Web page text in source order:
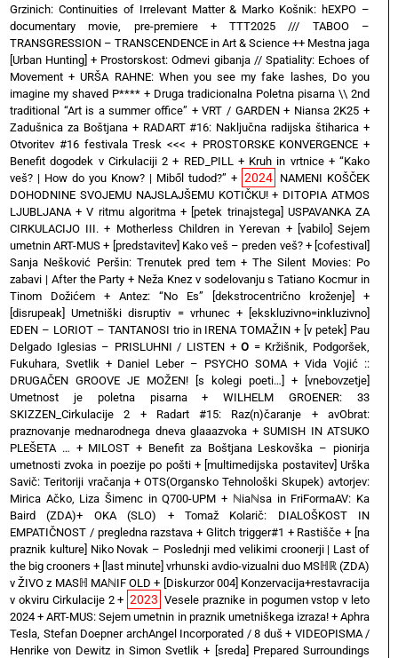
Grzinich: Continuities of Irrelevant Matter & Marko Košnik: hEXPO –
documentary movie, pre-premiere+TTT2025 /// TABOO –
TRANSGRESSION – TRANSCENDENCE in Art & Science ++ Mestna jaga
[Urban Hunting] + Prostorskost: Odmevi gibanja // Spatiality: Echoes of
Movement +URŠA RAHNE: When you see my fake lashes, Do you
imagine my shaved P**** + Druga tradicionalna Poletna pisarna \\ 2nd
traditional “Art is a summer office” +VRT / GARDEN+ Niansa 2K25 +
Zadušnica za Boštjana+ RADART #16: Naključna radijska štiharica +
Otvoritev #16 festivala Tresk <<< + PROSTORSKE KONVERGENCE +
Benefit dogodek v Cirkulaciji 2 + RED_PILL + Kruh in vrtnice+ “Kako
veš? | How do you Know? | Miből tudod?” + 2024 NAMENI KOŠČEK
DOHODNINE SVOJEMU NAJSLAJŠEMU KOTIČKU!+ DITOPIA ATMOS
LJUBLJANA +V ritmu algoritma+ [petek trinajstega] USPAVANKA ZA
CIRKULACIJO III. + Motherless Children in Yerevan + [vabilo] Sejem
umetnin ART-MUS + [predstavitev] Kako veš – preden veš?+ [cofestival]
Sanja Nešković Peršin: Trenutek pred tem+The Silent Movies: Po
zabavi | After the Party + Neža Knez v sodelovanju s Tatiano Kocmur in
Tinom Dožićem + Antez: “No Es” [dekstrocentrično kroženje]
+
[disrupeak] Umetniški disruptiv = vrhunec+
[ekskluzivno=inkluzivno]
EDEN – LORIOT – TANTANOSI trio in IRENA TOMAŽIN + [v petek] Pau
Delgado Iglesias – PRISLUHNI / LISTEN +O = Kržišnik, Podgoršek,
Fukuhara, Svetlik + Daniel Leber – PSYCHO SOMA+Vida Vojić ::
DRUGAČEN GROOVE JE MOŽEN! [s kolegi poeti…]
+
[vnebovzetje]
Umetnost je poletna pisarna+WILHELM GROENER: 33
SKIZZEN_Cirkulacije 2 + Radart #15: Raz(n)čaranje +avObrat:
praznovanje mednarodnega dneva glaaazvoka +SUMISH IN ATSUKO
PLEŠETA … + MILOST + Benefit za Boštjana Leskovška – pionirja
umetnosti zvoka in poezije po pošti+ [multimedijska postavitev] Urška
Savič: Teritoriji vračanja+OTS(Organsko Tehnološki Skupek) avtorjev:
Mirica Ačko, Liza Šimenc in Q700-UPM + ℕiaℕsa in FriFormaAV: Ka
Baird (ZDA)+ OKA (SLO) + Tomaž Kolarič: DIALOŠKOST IN
EMPATIČNOST / pregledna razstava +Glitch trigger#1 + Rastišče + [na
praznik kulture] Niko Novak – Poslednji med velikimi croonerji | Last of
the big crooners + [last minute] vrhunski avdio-vizualni duo MSℍℝ (ZDA)
v ŽIVO z MASℍ MAℕIF OLD + [Diskurzor 004] Konzervacija+restavracija
v okviru Cirkulacije 2+ 2023 Vesele praznike in pogumen vstop v leto
2024 +ART-MUS: Sejem umetnin in praznik umetniškega izraza!+Aphra
Tesla, Stefan Doepner archAngel Incorporated / 8 duš + VIDEOPISMA /
Henrike von Dewitz in Simon Svetlik + [sreda] Prepared Surroundings